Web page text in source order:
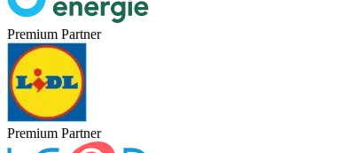
Premium Partner
Premium Partner